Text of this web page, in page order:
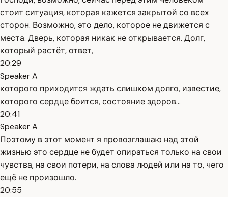
стоит ситуация, которая кажется закрытой со всех
сторон. Возможно, это дело, которое не движется с
места. Дверь, которая никак не открывается. Долг,
который растёт, ответ,
20:29
Speaker A
которого приходится ждать слишком долго, известие,
которого сердце боится, состояние здоров...
20:41
Speaker A
Поэтому в этот момент я провозглашаю над этой
жизнью это сердце не будет опираться только на свои
чувства, на свои потери, на слова людей или на то, чего
ещё не произошло.
20:55